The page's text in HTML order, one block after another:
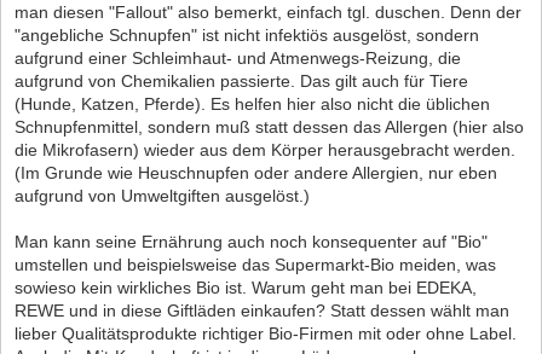
man diesen "Fallout" also bemerkt, einfach tgl. duschen. Denn der
"angebliche Schnupfen" ist nicht infektiös ausgelöst, sondern
aufgrund einer Schleimhaut- und Atmenwegs-Reizung, die
aufgrund von Chemikalien passierte. Das gilt auch für Tiere
(Hunde, Katzen, Pferde). Es helfen hier also nicht die üblichen
Schnupfenmittel, sondern muß statt dessen das Allergen (hier also
die Mikrofasern) wieder aus dem Körper herausgebracht werden.
(Im Grunde wie Heuschnupfen oder andere Allergien, nur eben
aufgrund von Umweltgiften ausgelöst.)
Man kann seine Ernährung auch noch konsequenter auf "Bio"
umstellen und beispielsweise das Supermarkt-Bio meiden, was
sowieso kein wirkliches Bio ist. Warum geht man bei EDEKA,
REWE und in diese Giftläden einkaufen? Statt dessen wählt man
lieber Qualitätsprodukte richtiger Bio-Firmen mit oder ohne Label.